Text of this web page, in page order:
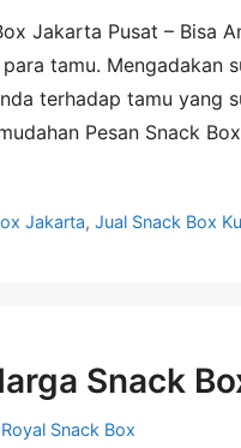
Jakarta Pusat – Bisa
tamu. Mengadakan
terhadap tamu yang
Pesan Snack
Jakarta,Jual Snack Box
Snack
Royal Snack Box